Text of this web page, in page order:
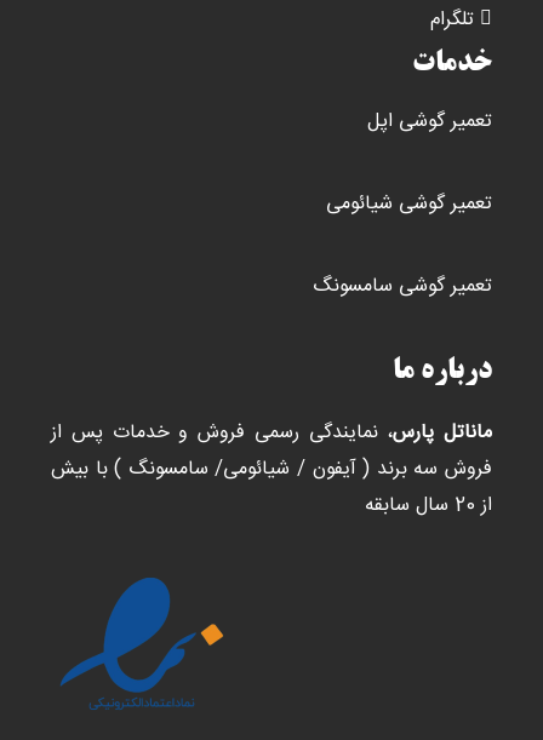
تلگرام
خدمات
تعمیر گوشی اپل
تعمیر گوشی شیائومی
تعمیر گوشی سامسونگ
درباره ما
ماناتل پارس، نمایندگی رسمی فروش و خدمات پس از
فروش سه برند ( آیفون / شیائومی/ سامسونگ ) با بیش
از 20 سال سابقه